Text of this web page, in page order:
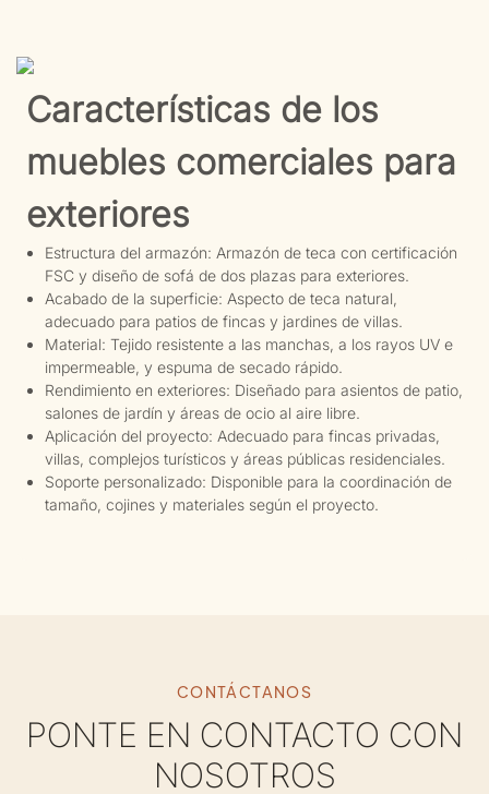
Características de los
muebles comerciales para
exteriores
Estructura del armazón: Armazón de teca con certificación
FSC y diseño de sofá de dos plazas para exteriores.
Acabado de la superficie: Aspecto de teca natural,
adecuado para patios de fincas y jardines de villas.
Material: Tejido resistente a las manchas, a los rayos UV e
impermeable, y espuma de secado rápido.
Rendimiento en exteriores: Diseñado para asientos de patio,
salones de jardín y áreas de ocio al aire libre.
Aplicación del proyecto: Adecuado para fincas privadas,
villas, complejos turísticos y áreas públicas residenciales.
Soporte personalizado: Disponible para la coordinación de
tamaño, cojines y materiales según el proyecto.
CONTÁCTANOS
PONTE EN CONTACTO CON
NOSOTROS